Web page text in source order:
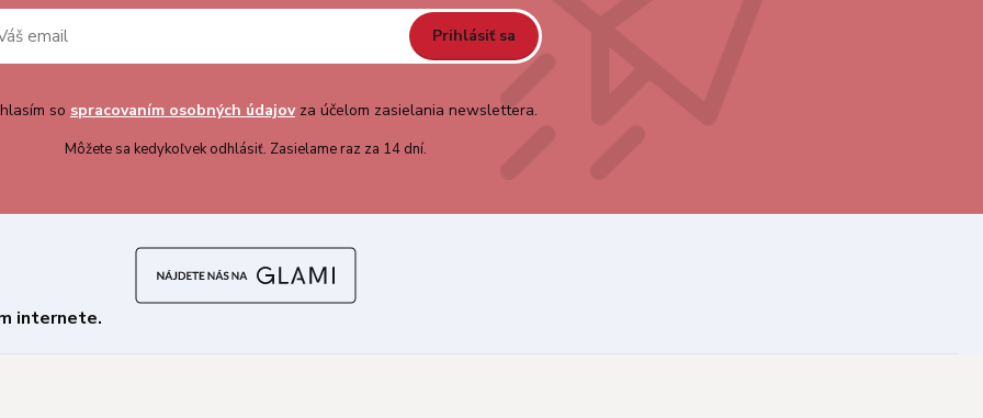
Prihlásiť sa
so spracovaním osobných údajovza účelom zasielania newslettera.
Môžete sa kedykoľvek odhlásiť. Zasielame raz za 14 dní.